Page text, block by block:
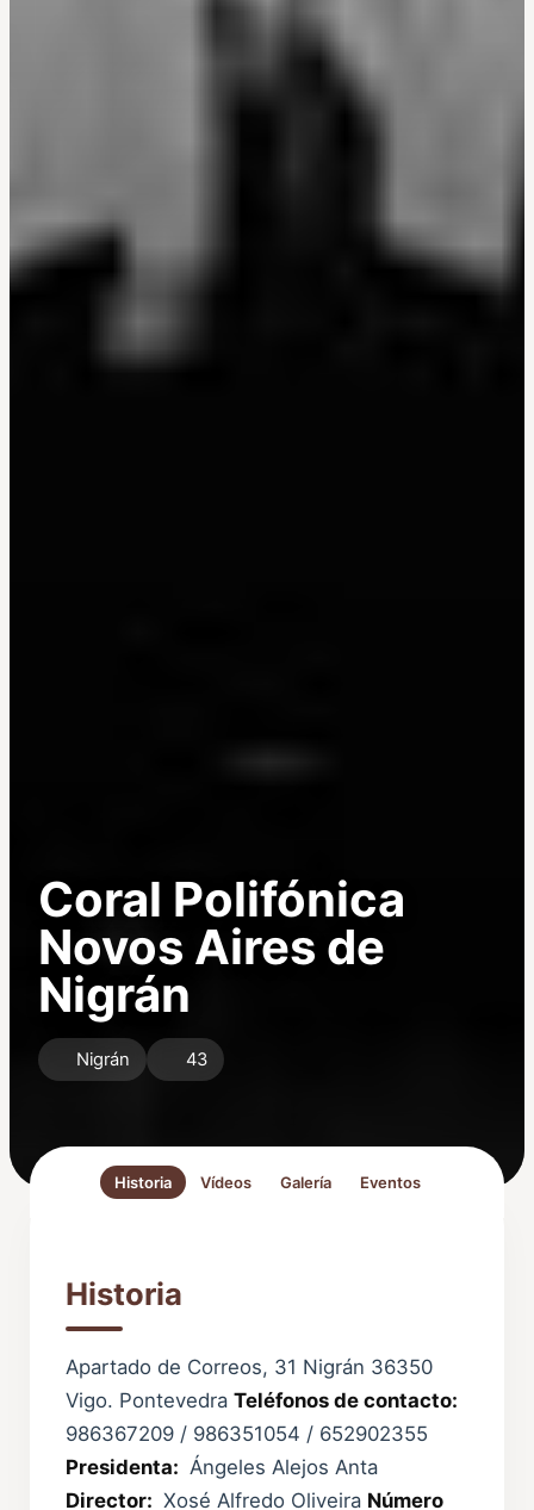
Coral Polifónica
Novos Aires de
Nigrán
Nigrán 43
Historia Vídeos Galería Eventos
Historia
Apartado de Correos, 31 Nigrán 36350
Vigo. PontevedraTeléfonos de contacto:
986367209 / 986351054 / 652902355
Presidenta: Ángeles Alejos Anta
Director: Xosé Alfredo Oliveira Número